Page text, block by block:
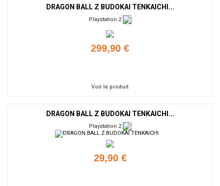
DRAGON BALL Z BUDOKAI TENKAICHI...
Playstation 2
299,90 €
Voir le produit
DRAGON BALL Z BUDOKAI TENKAICHI...
Playstation 2
29,90 €